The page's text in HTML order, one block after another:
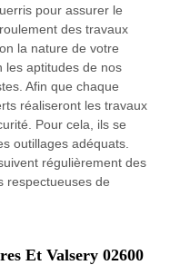
pour assurer le
des travaux
la nature de votre
les aptitudes de nos
Afin que chaque
réaliseront les travaux
Pour cela, ils se
outillages adéquats.
régulièrement des
respectueuses de
Et Valsery 02600